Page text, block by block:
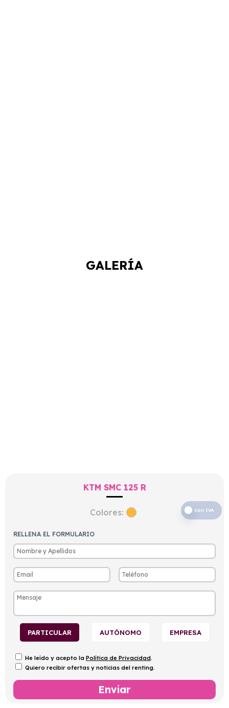
GALERÍA
KTM SMC 125 R
Con IVA
Colores:
RELLENA EL FORMULARIO
PARTICULAR AUTÓNOMO EMPRESA
He leído y acepto la Política de Privacidad.
Quiero recibir ofertas y noticias del renting.